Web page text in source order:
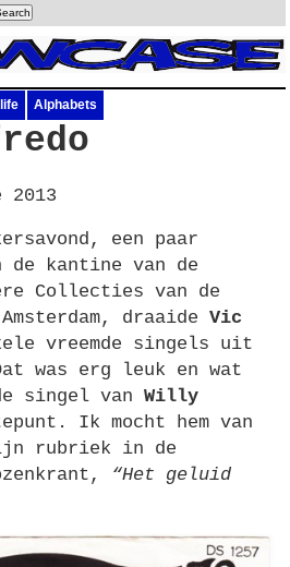
Alphabets
2013
een paar
de kantine van de
Collecties van de
draaideVic
vreemde singels uit
was erg leuk en wat
singel vanWilly
Ik mocht hem van
rubriek in de
“Het geluid